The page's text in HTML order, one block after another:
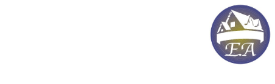
לתוכן